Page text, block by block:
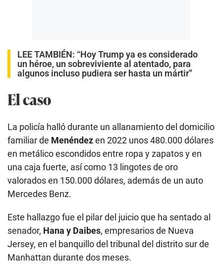
LEE TAMBIÉN: “Hoy Trump ya es considerado
un héroe, un sobreviviente al atentado, para
algunos incluso pudiera ser hasta un mártir”
El caso
La policía halló durante un allanamiento del domicilio
familiar de Menéndezen 2022 unos 480.000 dólares
en metálico escondidos entre ropa y zapatos y en
una caja fuerte, así como 13 lingotes de oro
valorados en 150.000 dólares, además de un auto
Mercedes Benz.
Este hallazgo fue el pilar del juicio que ha sentado al
senador, Hana y Daibes, empresarios de Nueva
Jersey, en el banquillo del tribunal del distrito sur de
Manhattan durante dos meses.